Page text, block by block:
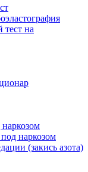
на
наркозом
(закись азота)